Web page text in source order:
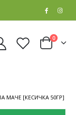
0
МАЧЕ [КЕСИЧКА 50ГР]